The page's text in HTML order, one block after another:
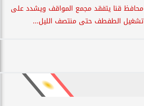
محافظ قنا يتفقد مجمع المواقف ويشدد على
تشغيل الطفطف حتى منتصف الليل...